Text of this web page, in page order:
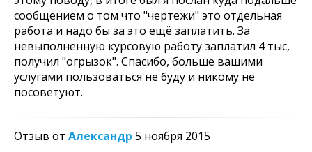
сообщением о том что "чертежи" это отдельная
работа и надо бы за это ещё заплатить. За
невыполненную курсовую работу заплатил 4 тыс,
получил "огрызок". Спасибо, больше вашими
услугами пользоваться не буду и никому не
посоветуют.
Отзыв от Александр 5 ноября 2015